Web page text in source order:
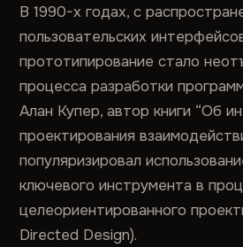
В 1990-х годах, с
пользовательских
прототипирование стало
процесса разработки
Алан Купер, автор книги “Об
проектирования
популяризировал
ключевого инструмента в
целеориентированного
Directed Design).